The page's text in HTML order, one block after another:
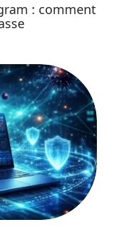
: comment